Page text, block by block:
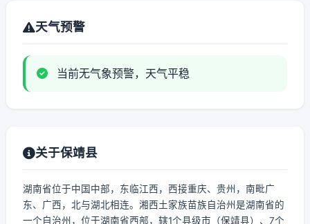
天气预警
当前无气象预警，天气平稳
关于保靖县
湖南省位于中国中部，东临江西，西接重庆、贵州，南毗广
东、广西，北与湖北相连。湘西土家族苗族自治州是湖南省的
一个自治州，位于湖南省西部，辖1个县级市（保靖县）、7个